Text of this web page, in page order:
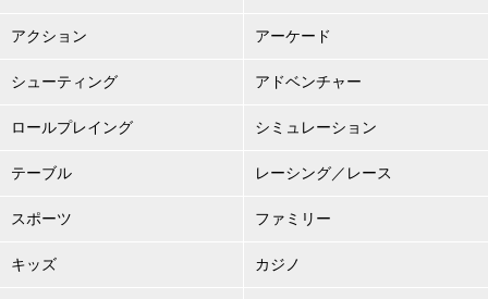
アクション アーケード
シューティング アドベンチャー
ロールプレイング シミュレーション
テーブル レーシング／レース
スポーツ ファミリー
キッズ カジノ